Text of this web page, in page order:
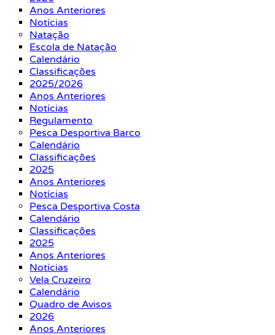
Anos Anteriores
Notícias
Natação
Escola de Natação
Calendário
Classificações
2025/2026
Anos Anteriores
Notícias
Regulamento
Pesca Desportiva Barco
Calendário
Classificações
2025
Anos Anteriores
Notícias
Pesca Desportiva Costa
Calendário
Classificações
2025
Anos Anteriores
Notícias
Vela Cruzeiro
Calendário
Quadro de Avisos
2026
Anos Anteriores